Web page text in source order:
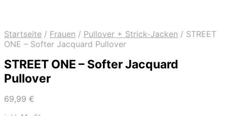
Startseite / Frauen / Pullover + Strick-Jacken / STREET
ONE – Softer Jacquard Pullover
STREET ONE – Softer Jacquard
Pullover
69,99 €